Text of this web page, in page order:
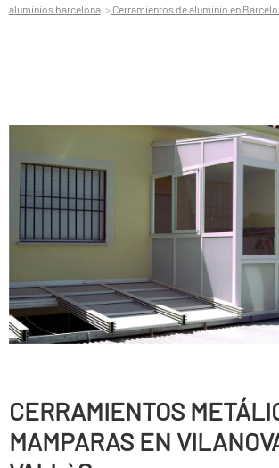
aluminios barcelona Cerramientos de aluminio en
CERRAMIENTOS
MAMPARAS EN